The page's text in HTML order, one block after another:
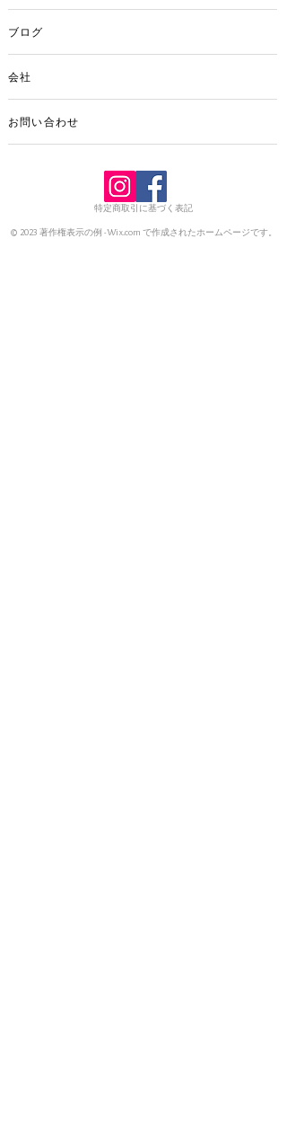
ブログ
会社
お問い合わせ
特定商取引に基づく表記
© 2023 著作権表示の例 -Wix.com で作成されたホームページです。